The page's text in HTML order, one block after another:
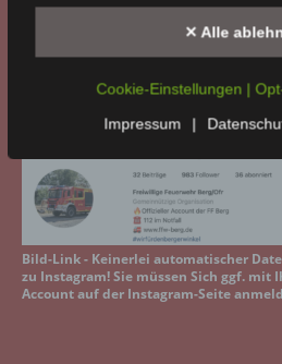
Bild-Link - Keinerlei automatischer
zu Facebook! Sie müssen Sich mit Ihrem
auf der Facebook-Seite anmelden!
WIR BEI INSTAGRAM
Bild-Link - Keinerlei automatischer
zu Instagram! Sie müssen Sich ggf. mit
Account auf der Instagram-Seite
✕ Alle
Cookie-Einstellungen |
Impressum |